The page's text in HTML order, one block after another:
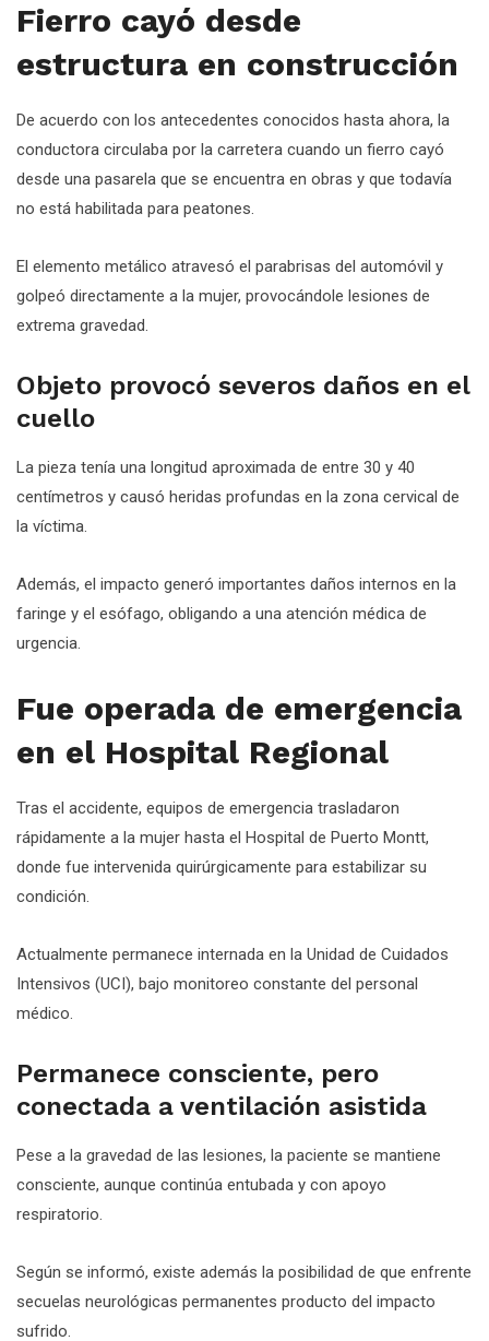
Fierro cayó desde
estructura en construcción
De acuerdo con los antecedentes conocidos hasta ahora, la
conductora circulaba por la carretera cuando un fierro cayó
desde una pasarela que se encuentra en obras y que todavía
no está habilitada para peatones.
El elemento metálico atravesó el parabrisas del automóvil y
golpeó directamente a la mujer, provocándole lesiones de
extrema gravedad.
Objeto provocó severos daños en el
cuello
La pieza tenía una longitud aproximada de entre 30 y 40
centímetros y causó heridas profundas en la zona cervical de
la víctima.
Además, el impacto generó importantes daños internos en la
faringe y el esófago, obligando a una atención médica de
urgencia.
Fue operada de emergencia
en el Hospital Regional
Tras el accidente, equipos de emergencia trasladaron
rápidamente a la mujer hasta el Hospital de Puerto Montt,
donde fue intervenida quirúrgicamente para estabilizar su
condición.
Actualmente permanece internada en la Unidad de Cuidados
Intensivos (UCI), bajo monitoreo constante del personal
médico.
Permanece consciente, pero
conectada a ventilación asistida
Pese a la gravedad de las lesiones, la paciente se mantiene
consciente, aunque continúa entubada y con apoyo
respiratorio.
Según se informó, existe además la posibilidad de que enfrente
secuelas neurológicas permanentes producto del impacto
sufrido.